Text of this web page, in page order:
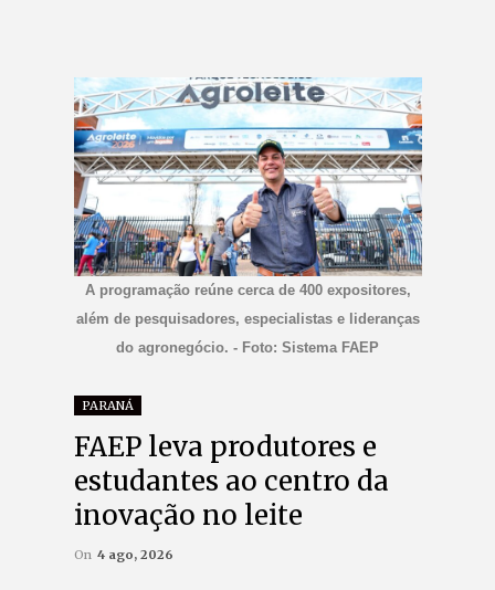
A programação reúne cerca de 400 expositores,
além de pesquisadores, especialistas e lideranças
do agronegócio. - Foto: Sistema FAEP
PARANÁ
FAEP leva produtores e
estudantes ao centro da
inovação no leite
On 4 ago, 2026